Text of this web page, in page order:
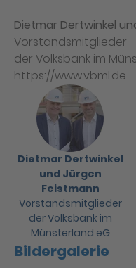
Dietmar Dertwinkel
Vorstandsmitglieder
der Volksbank im
https://www.vbml.de
Dietmar Dertwinkel
und Jürgen
Feistmann
Vorstandsmitglieder
der Volksbank im
Münsterland eG
Bildergalerie